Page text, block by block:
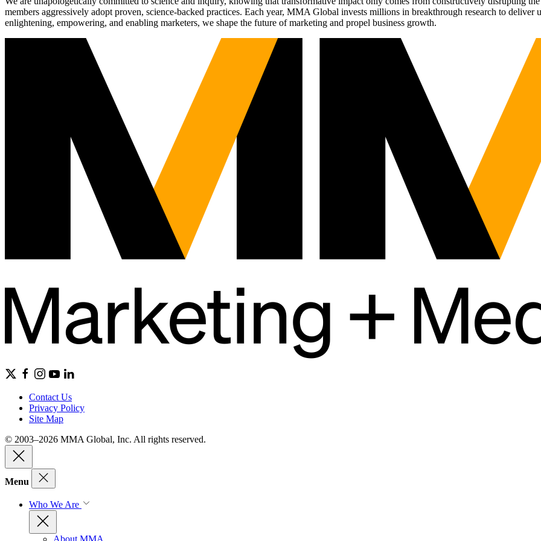
members aggressively adopt proven, science-backed practices. Each year, MMA Global invests millions in breakthrough research to deliver
enlightening, empowering, and enabling marketers, we shape the future of marketing and propel business growth.
Contact Us
Privacy Policy
Site Map
© 2003–2026 MMA Global, Inc. All rights reserved.
Menu
Who We Are